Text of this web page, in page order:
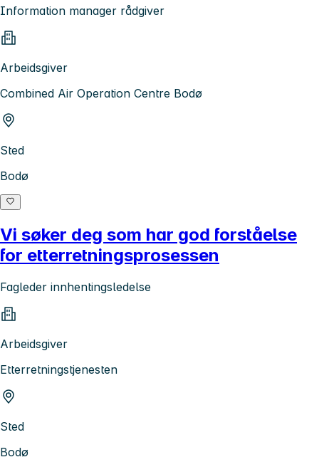
Information manager rådgiver
Arbeidsgiver
Combined Air Operation Centre Bodø
Sted
Bodø
Vi søker deg som har god forståelse
for etterretningsprosessen
Fagleder innhentingsledelse
Arbeidsgiver
Etterretningstjenesten
Sted
Bodø